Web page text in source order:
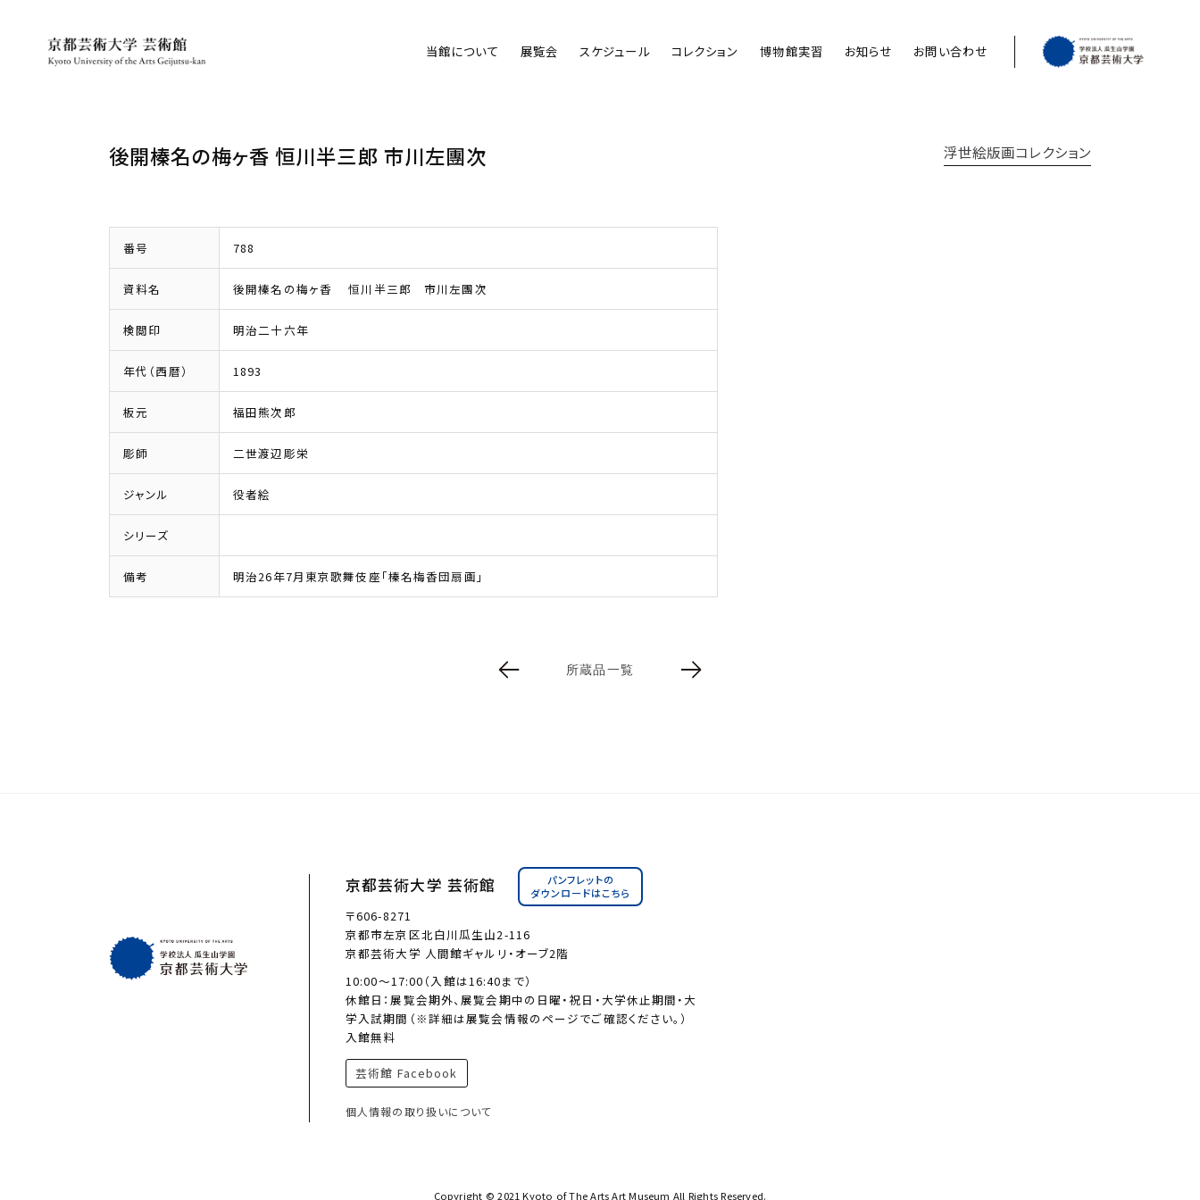
当館について 展覧会 スケジュール コレクション 博物館実習 お知らせ お問い合わせ
後開榛名の梅ヶ香 恒川半三郎 市川左團次 浮世絵版画コレクション
番号 788
資料名 後開榛名の梅ヶ香 恒川半三郎 市川左團次
検閲印 明治二十六年
年代（西暦） 1893
板元 福田熊次郎
彫師 二世渡辺彫栄
ジャンル 役者絵
シリーズ
備考 明治26年7月東京歌舞伎座「榛名梅香団扇画」
所蔵品一覧
京都芸術大学 芸術館
パンフレットの
ダウンロードはこちら
〒606-8271
京都市左京区北白川瓜生山2-116
京都芸術大学 人間館ギャルリ・オーブ2階
10:00〜17:00（入館は16:40まで）
休館日：展覧会期外、展覧会期中の日曜・祝日・大学休止期間・大
学入試期間（※詳細は展覧会情報のページでご確認ください。）
入館無料
芸術館 Facebook
個人情報の取り扱いについて
Copyright © 2021 Kyoto of The Arts Art Museum All Rights Reserved.